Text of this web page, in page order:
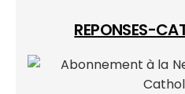
REPONSES-